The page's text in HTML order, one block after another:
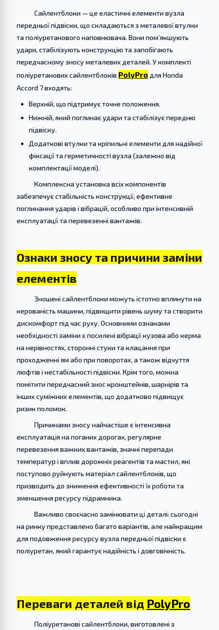
Сайлентблоки — це еластичні елементи вузла
передньої підвіски, що складаються з металевої втулки
та поліуретанового наповнювача. Вони пом’якшують
удари, стабілізують конструкцію та запобігають
передчасному зносу металевих деталей. У комплекті
поліуретанових сайлентблоків PolyPro для Honda
Accord 7 входять:
Верхній, що підтримує точне положення.
Нижній, який поглинає удари та стабілізує передню
підвіску.
Додаткові втулки та кріпильні елементи для надійної
фіксації та герметичності вузла (залежно від
комплектації моделі).
Комплексна установка всіх компонентів
забезпечує стабільність конструкції, ефективне
поглинання ударів і вібрацій, особливо при інтенсивній
експлуатації та перевезенні вантажів.
Ознаки зносу та причини заміни
елементів
Зношені сайлентблоки можуть істотно вплинути на
керованість машини, підвищити рівень шуму та створити
дискомфорт під час руху. Основними ознаками
необхідності заміни є посилені вібрації кузова або керма
на нерівностях, сторонні стуки та клацання при
проходженні ям або при поворотах, а також відчуття
люфтів і нестабільності підвіски. Крім того, можна
помітити передчасний знос кронштейнів, шарнірів та
інших суміжних елементів, що додатково підвищує
ризик поломок.
Причинами зносу найчастіше є інтенсивна
експлуатація на поганих дорогах, регулярне
перевезення важких вантажів, значні перепади
температур і вплив дорожніх реагентів та мастил, які
поступово руйнують матеріал сайлентблоків, що
призводить до зниження ефективності їх роботи та
зменшення ресурсу підрамника.
Важливо своєчасно замінювати ці деталі: сьогодні
на ринку представлено багато варіантів, але найкращим
для подовження ресурсу вузла передньої підвіски є
поліуретан, який гарантує надійність і довговічність.
Переваги деталей від PolyPro
Поліуретанові сайлентблоки, виготовлені з